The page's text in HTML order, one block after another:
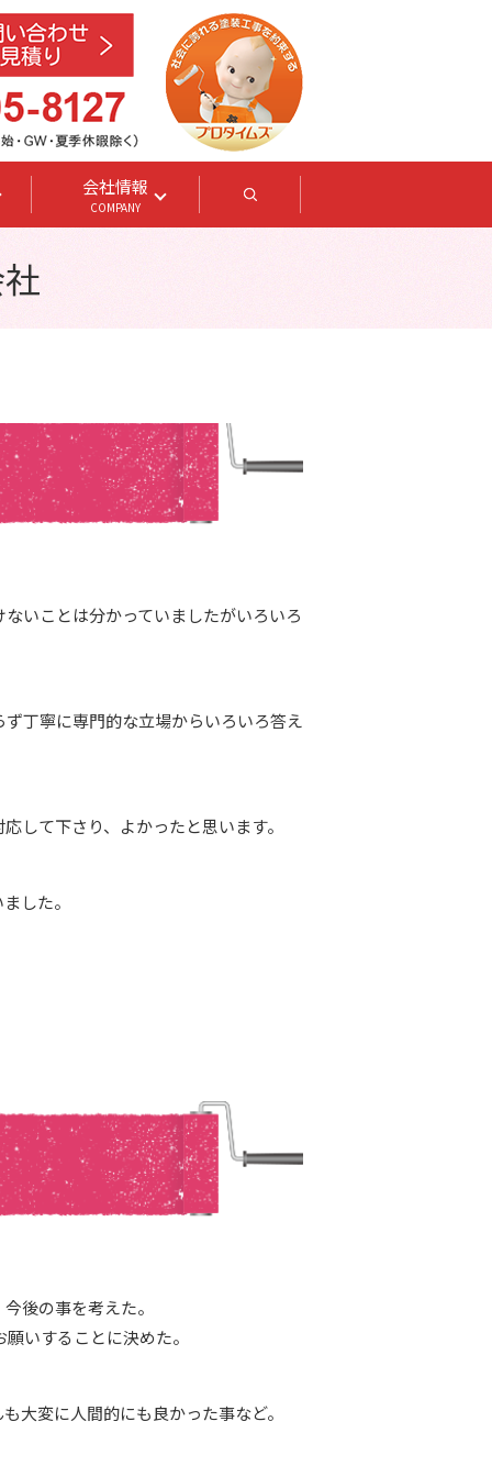
会社情報
COMPANY search
いことは分かっていましたがいろいろ
丁寧に専門的な立場からいろいろ答え
して下さり、よかったと思います。
した。
後の事を考えた。
いすることに決めた。
大変に人間的にも良かった事など。